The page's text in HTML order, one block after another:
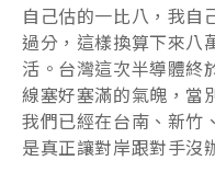
自己估的一比八，我自
過分，這樣換算下來八
活。台灣這次半導體終
線塞好塞滿的氣魄，當
我們已經在台南、新竹
是真正讓對岸跟對手沒